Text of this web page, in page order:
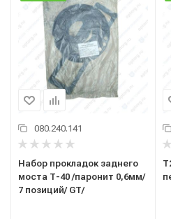
080.240.141
Набор прокладок заднего
моста Т-40 /паронит 0,6мм/
7 позиций/ GT/